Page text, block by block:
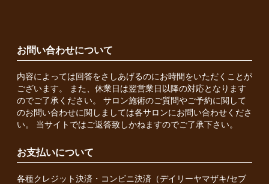
お問い合わせについて
内容によっては回答をさしあげるのにお時間をいただくことが
ございます。 また、休業日は翌営業日以降の対応となります
のでご了承ください。 サロン施術のご質問やご予約に関して
のお問い合わせに関しましては各サロンにお問い合わせくださ
い。 当サイトではご返答致しかねますのでご了承下さい。
お支払いについて
各種クレジット決済・コンビニ決済（デイリーヤマザキ/セブ